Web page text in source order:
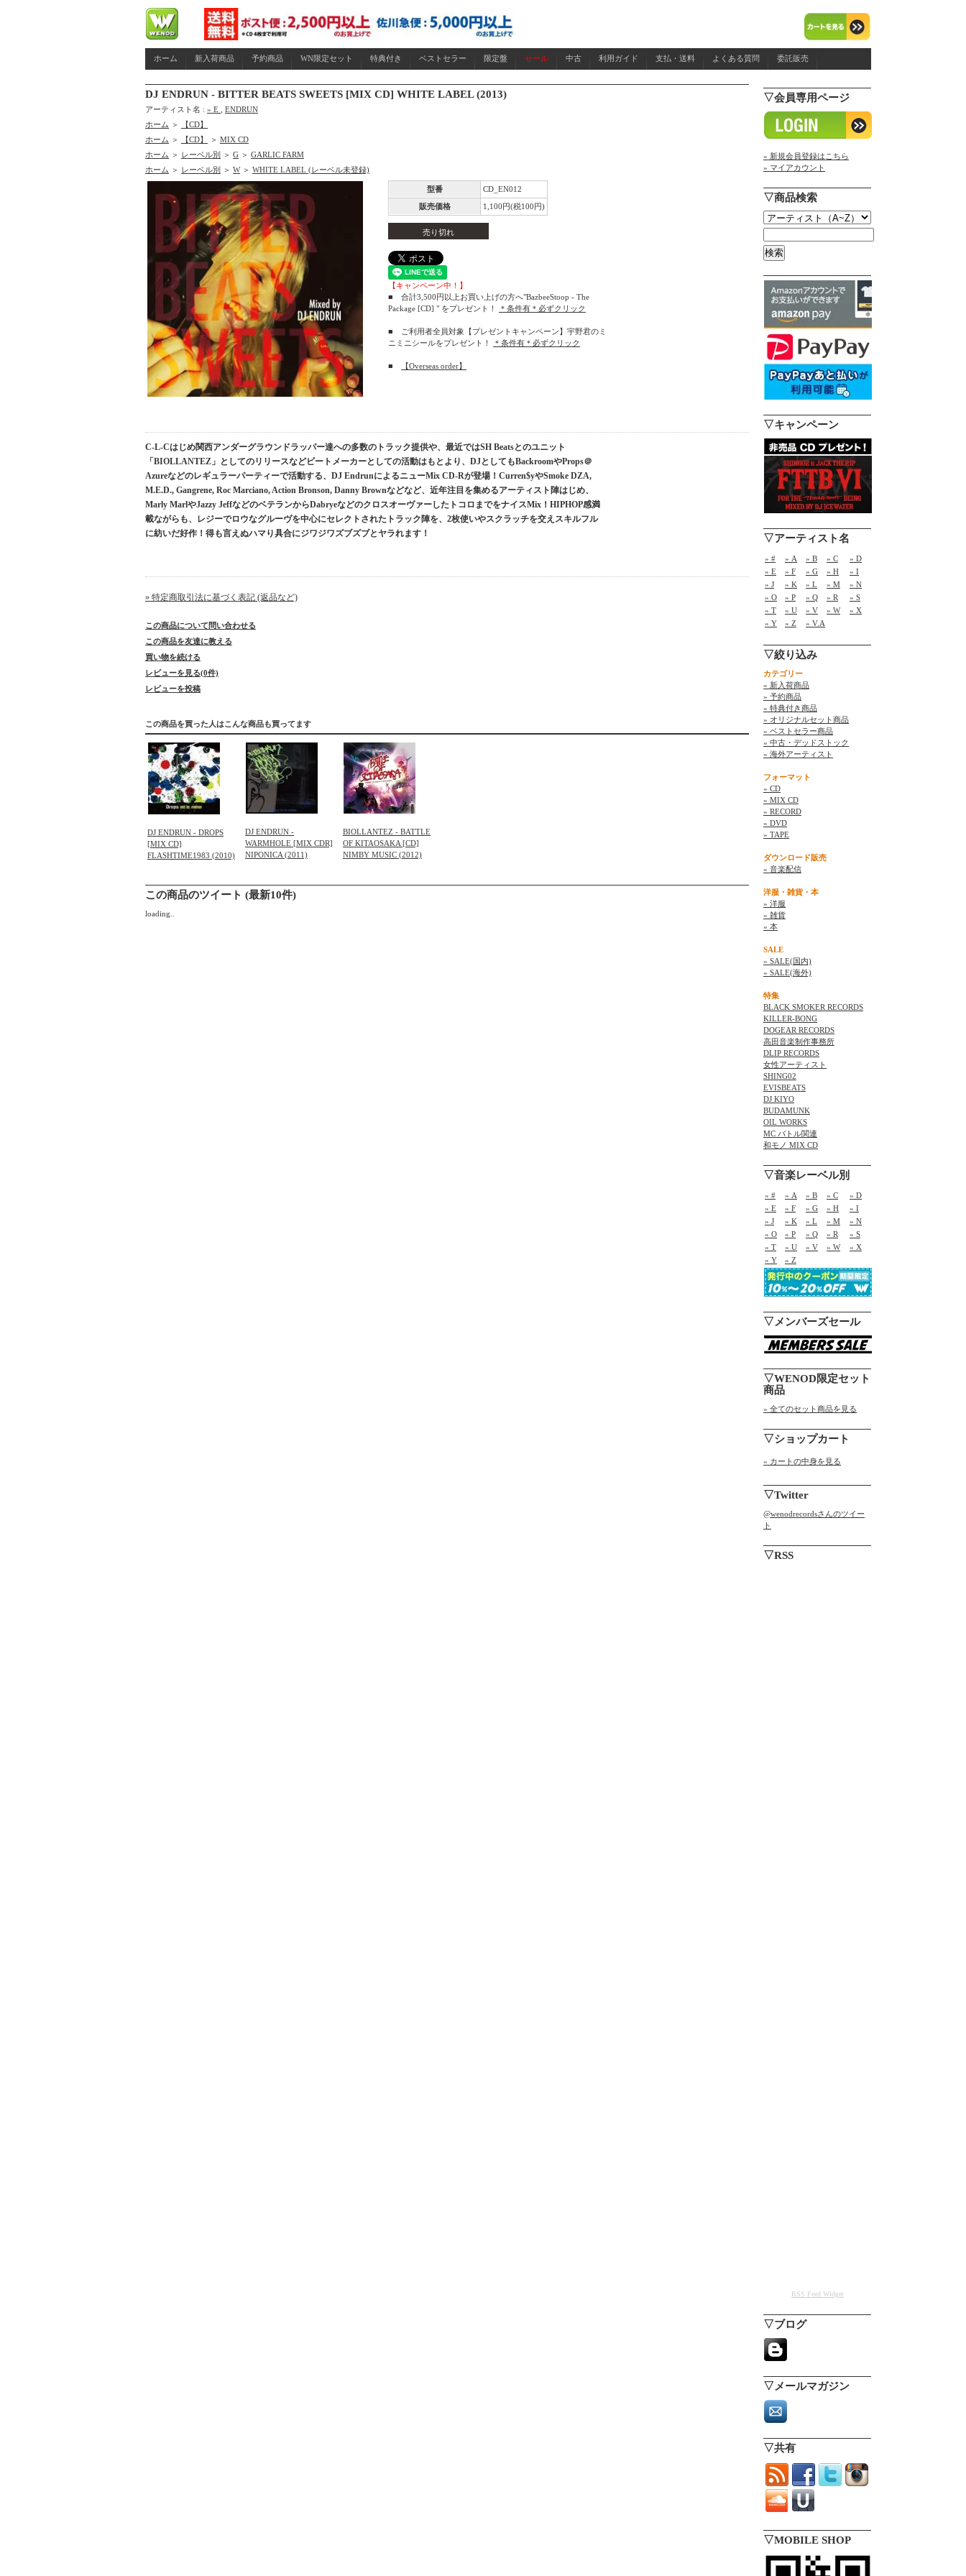
ホーム 新入荷商品 予約商品 WN限定セット 特典付き ベストセラー 限定盤 セール 中古 利用ガイド 支払・送料 よくある質問 委託販売
DJ ENDRUN - BITTER BEATS SWEETS [MIX CD] WHITE LABEL (2013)
アーティスト名 : » E
ENDRUN
ホーム ＞
【CD】
ホーム ＞ 【CD】 ＞ MIX CD
ホーム ＞ レーベル別 ＞ G ＞ GARLIC FARM
ホーム ＞ レーベル別 ＞ W ＞ WHITE LABEL (レーベル未登録)
型番
CD_EN012
販売価格
1,100円(税100円)
売り切れ
【キャンペーン中！】
■ 合計3,500円以上お買い上げの方へ"BazbeeStoop - The
Package [CD] " をプレゼント！
＊条件有＊必ずクリック
■ ご利用者全員対象【プレゼントキャンペーン】宇野君のミ
ニミニシールをプレゼント！
＊条件有＊必ずクリック
■ 【Overseas order】
C-L-Cはじめ関西アンダーグラウンドラッパー達への多数のトラック提供や、最近ではSH Beatsとのユニット
「BIOLLANTEZ」としてのリリースなどビートメーカーとしての活動はもとより、DJとしてもBackroomやProps＠
Azureなどのレギュラーパーティーで活動する、DJ EndrunによるニューMix CD-Rが登場！Curren$yやSmoke DZA,
M.E.D., Gangrene, Roc Marciano, Action Bronson, Danny Brownなどなど、近年注目を集めるアーティスト陣はじめ、
Marly MarlやJazzy JeffなどのベテランからDabryeなどのクロスオーヴァーしたトコロまでをナイスMix！HIPHOP感満
載ながらも、レジーでロウなグルーヴを中心にセレクトされたトラック陣を、2枚使いやスクラッチを交えスキルフル
に紡いだ好作！得も言えぬハマり具合にジワジワズブズブとヤラれます！
» 特定商取引法に基づく表記 (返品など)
この商品について問い合わせる
この商品を友達に教える
買い物を続ける
レビューを見る(0件)
レビューを投稿
この商品を買った人はこんな商品も買ってます
DJ ENDRUN - DROPS
[MIX CD]
FLASHTIME1983 (2010)
DJ ENDRUN -
WARMHOLE [MIX CDR]
NIPONICA (2011)
BIOLLANTEZ - BATTLE
OF KITAOSAKA [CD]
NIMBY MUSIC (2012)
この商品のツイート (最新10件)
loading..
▽会員専用ページ
» 新規会員登録はこちら
» マイアカウント
▽商品検索
▽キャンペーン
▽アーティスト名
» # » A » B » C
» D
» E
» F » G » H
» I
» J
» K » L » M
» N
» O
» P » Q » R
» S
» T
» U » V » W
» X
» Y
» Z » V.A
▽絞り込み
カテゴリー
» 新入荷商品
» 予約商品
» 特典付き商品
» オリジナルセット商品
» ベストセラー商品
» 中古・デッドストック
» 海外アーティスト
フォーマット
» CD
» MIX CD
» RECORD
» DVD
» TAPE
ダウンロード販売
» 音楽配信
洋服・雑貨・本
» 洋服
» 雑貨
» 本
SALE
» SALE(国内)
» SALE(海外)
特集
BLACK SMOKER RECORDS
KILLER-BONG
DOGEAR RECORDS
高田音楽制作事務所
DLIP RECORDS
女性アーティスト
SHING02
EVISBEATS
DJ KIYO
BUDAMUNK
OIL WORKS
MC バトル関連
和モノ MIX CD
▽音楽レーベル別
» # » A » B » C
» D
» E
» F » G » H
» I
» J
» K » L » M
» N
» O
» P » Q » R
» S
» T
» U » V » W
» X
» Y
» Z
▽メンバーズセール
▽WENOD限定セット
商品
» 全てのセット商品を見る
▽ショップカート
» カートの中身を見る
▽Twitter
@wenodrecordsさんのツイー
ト
▽RSS
RSS Feed Widget
▽ブログ
▽メールマガジン
▽共有
▽MOBILE SHOP